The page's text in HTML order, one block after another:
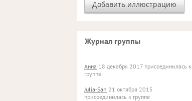
Журнал группы
Анна 18 декабря 2017 присоединилась к
группе
Julia-San 21 октября 2015
присоединилась к группе